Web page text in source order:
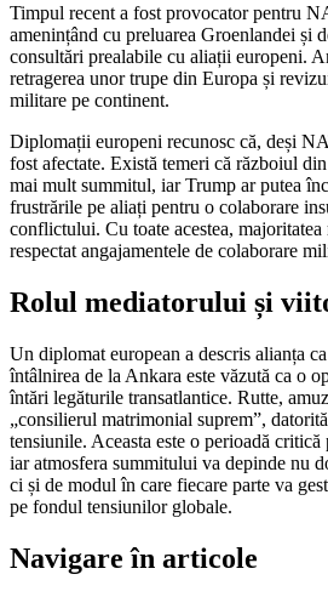
Timpul recent a fost provocator pentru
amenințând cu preluarea Groenlandei și
consultări prealabile cu aliații europeni.
retragerea unor trupe din Europa și
militare pe continent.
Diplomații europeni recunosc că, deși
fost afectate. Există temeri că războiul
mai mult summitul, iar Trump ar putea
frustrările pe aliați pentru o colaborare
conflictului. Cu toate acestea,
respectat angajamentele de colaborare
Rolul mediatorului și
Un diplomat european a descris alianța
întâlnirea de la Ankara este văzută ca o
întări legăturile transatlantice. Rutte,
„consilierul matrimonial suprem”,
tensiunile. Aceasta este o perioadă
iar atmosfera summitului va depinde nu
ci și de modul în care fiecare parte va
pe fondul tensiunilor globale.
Navigare în articole